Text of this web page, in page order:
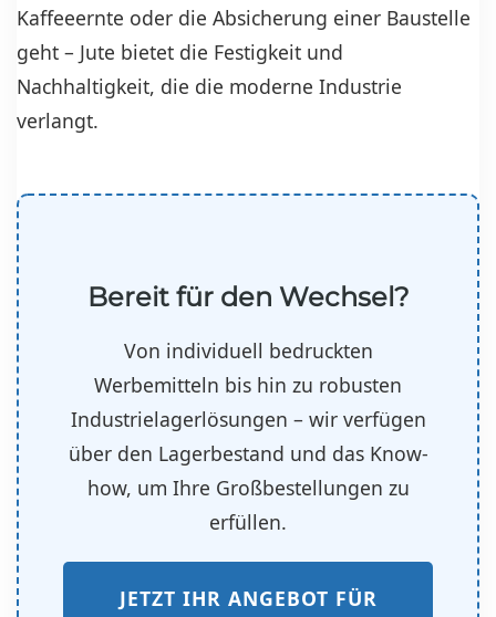
Kaffeeernte oder die Absicherung einer Baustelle
geht – Jute bietet die Festigkeit und
Nachhaltigkeit, die die moderne Industrie
verlangt.
Bereit für den Wechsel?
Von individuell bedruckten
Werbemitteln bis hin zu robusten
Industrielagerlösungen – wir verfügen
über den Lagerbestand und das Know-
how, um Ihre Großbestellungen zu
erfüllen.
JETZT IHR ANGEBOT FÜR